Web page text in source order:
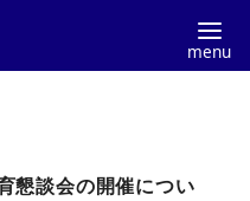
懇談会の開催につい